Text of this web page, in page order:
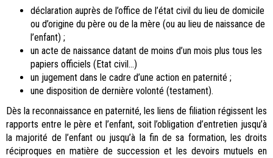
déclaration auprès de l’office de l’état civil du lieu de domicile
ou d’origine du père ou de la mère (ou au lieu de naissance de
l’enfant) ;
un acte de naissance datant de moins d’un mois plus tous les
papiers officiels (Etat civil...)
un jugement dans le cadre d’une action en paternité ;
une disposition de dernière volonté (testament).
Dès la reconnaissance en paternité, les liens de filiation régissent les
rapports entre le père et l’enfant, soit l’obligation d’entretien jusqu’à
la majorité de l’enfant ou jusqu’à la fin de sa formation, les droits
réciproques en matière de succession et les devoirs mutuels en